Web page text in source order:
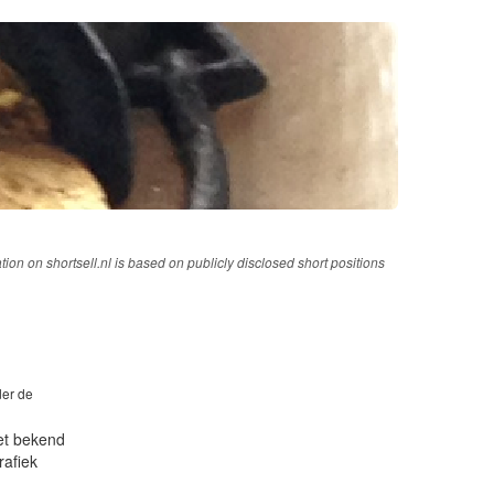
on shortsell.nl is based on publicly disclosed short positions
de
bekend